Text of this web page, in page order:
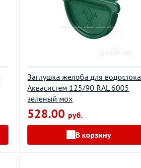
Заглушка желоба для водостока
Аквасистем 125/90 RAL 6005
зеленый мох
528.00руб.
В корзину